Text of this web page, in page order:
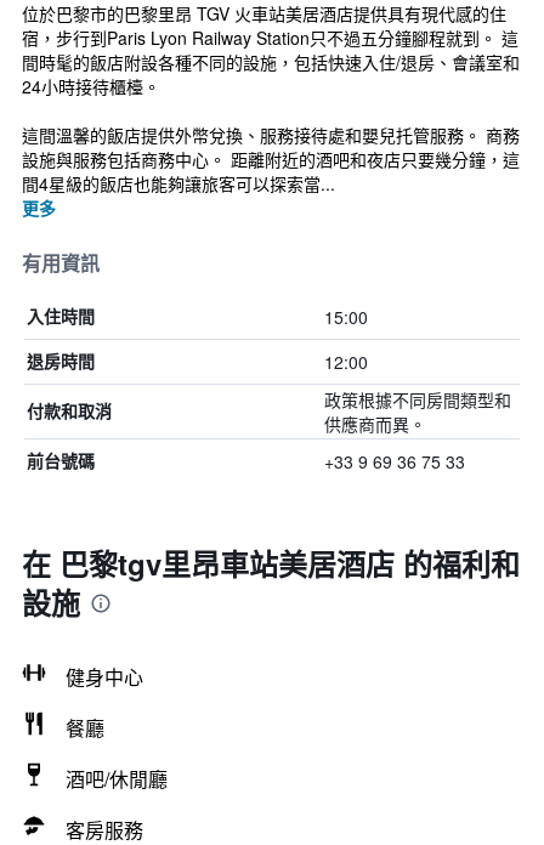
位於巴黎市的巴黎里昂 TGV 火車站美居酒店提供具有現代感的住
宿，步行到Paris Lyon Railway Station只不過五分鐘腳程就到。 這
間時髦的飯店附設各種不同的設施，包括快速入住/退房、會議室和
24小時接待櫃檯。
這間溫馨的飯店提供外幣兌換、服務接待處和嬰兒托管服務。 商務
設施與服務包括商務中心。 距離附近的酒吧和夜店只要幾分鐘，這
間4星級的飯店也能夠讓旅客可以探索當...
更多
有用資訊
入住時間 15:00
退房時間 12:00
付款和取消
政策根據不同房間類型和
供應商而異。
前台號碼 +33 9 69 36 75 33
在 巴黎tgv里昂車站美居酒店 的福利和
設施
健身中心
餐廳
酒吧/休閒廳
客房服務